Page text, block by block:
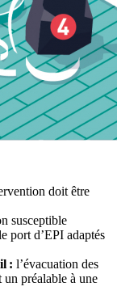
doit être
susceptible
port d’EPI adaptés
: l’évacuation des
un préalable à une